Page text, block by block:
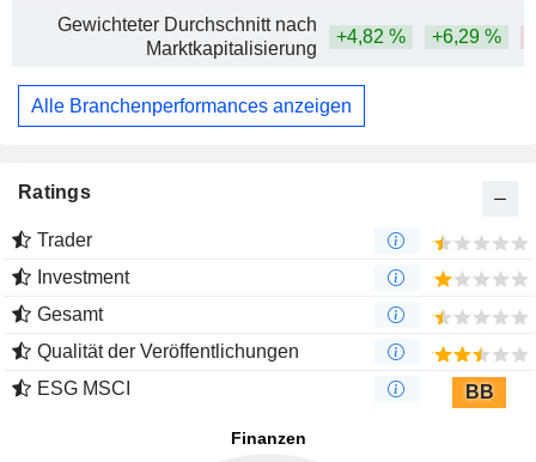
Gewichteter Durchschnitt nach
Marktkapitalisierung
+4,82 % +6,29 %
Alle Branchenperformances anzeigen
Ratings
Trader
Investment
Gesamt
Qualität der Veröffentlichungen
ESG MSCI
BB